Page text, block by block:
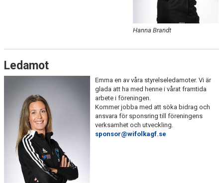
Hanna Brandt
Ledamot
Emma en av våra styrelseledamoter. Vi är
glada att ha med henne i vårat framtida
arbete i föreningen.
Kommer jobba med att söka bidrag och
ansvara för sponsring till föreningens
verksamhet och utveckling.
sponsor@wifolkagf.se